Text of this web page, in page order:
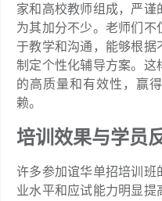
家和高校教师组成，严谨
为其加分不少。老师们
于教学和沟通，能够根
制定个性化辅导方案。这
的高质量和有效性，赢
赖。
培训效果与学员
许多参加谊华单招培训班
业水平和应试能力明显